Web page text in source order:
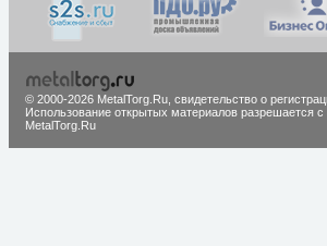
© 2000-2026 MetalTorg.Ru, cвидетельство о
Использование открытых материалов разрешается с
MetalTorg.Ru